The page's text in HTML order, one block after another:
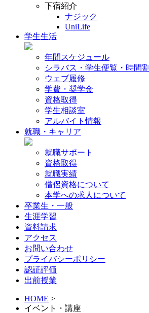
下宿紹介
ナジック
UniLife
学生生活
年間スケジュール
シラバス・学生便覧・時間割
ウェブ履修
学費・奨学金
資格取得
学生相談室
アルバイト情報
就職・キャリア
就職サポート
資格取得
就職実績
僧侶資格について
本学への求人について
卒業生・一般
生涯学習
資料請求
アクセス
お問い合わせ
プライバシーポリシー
認証評価
出前授業
HOME >
イベント・講座